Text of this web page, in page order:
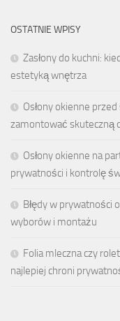
OSTATNIE WPISY
Zasłony do kuchni:
estetyką wnętrza
Osłony okienne
zamontować skuteczną
Osłony okienne na
prywatności i kontrolę
Błędy w prywatności
wyborów i montażu
Folia mleczna czy
najlepiej chroni